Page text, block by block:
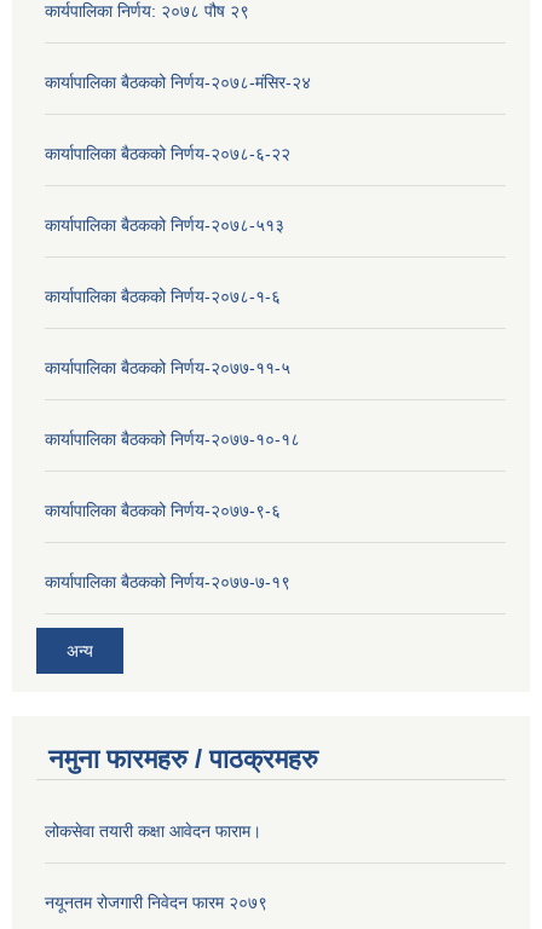
कार्यपालिका निर्णय: २०७८ पौष २९
कार्यापालिका बैठकको निर्णय-२०७८-मंसिर-२४
कार्यापालिका बैठकको निर्णय-२०७८-६-२२
कार्यापालिका बैठकको निर्णय-२०७८-५१३
कार्यापालिका बैठकको निर्णय-२०७८-१-६
कार्यापालिका बैठकको निर्णय-२०७७-११-५
कार्यापालिका बैठकको निर्णय-२०७७-१०-१८
कार्यापालिका बैठकको निर्णय-२०७७-९-६
कार्यापालिका बैठकको निर्णय-२०७७-७-१९
अन्य
नमुना फारमहरु / पाठक्रमहरु
लोकसेवा तयारी कक्षा आवेदन फाराम।
नयूनतम रोजगारी निवेदन फारम २०७९